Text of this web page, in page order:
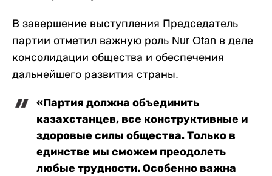
В завершение выступления Председатель
партии отметил важную роль Nur Otan в деле
консолидации общества и обеспечения
дальнейшего развития страны.
«Партия должна объединить
казахстанцев, все конструктивные и
здоровые силы общества. Только в
единстве мы сможем преодолеть
любые трудности. Особенно важна